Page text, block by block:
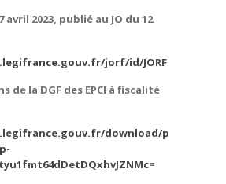
avril 2023, publié au JO du 12
jorf/id/
de la DGF des EPCI à fiscalité
download/pdf?
=